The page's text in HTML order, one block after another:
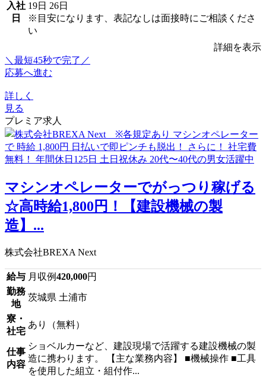
入社
日
19日 26日
※目安になります、表記なしは面接時にご相談くださ
い
詳細を表示
＼最短45秒で完了／
応募へ進む
詳しく
見る
プレミア求人
マシンオペレーターでがっつり稼げる
☆高時給1,800円！【建設機械の製
造】...
株式会社BREXA Next
給与 月収例420,000円
勤務
地
茨城県 土浦市
寮・
社宅
あり（無料）
仕事
内容
ショベルカーなど、建設現場で活躍する建設機械の製
造に携わります。 【主な業務内容】 ■機械操作 ■工具
を使用した組立・組付作...